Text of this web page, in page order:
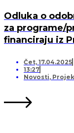
Odluka o
za programe/
financiraju iz
Čet, 17.04.2025
13:27
Novosti,